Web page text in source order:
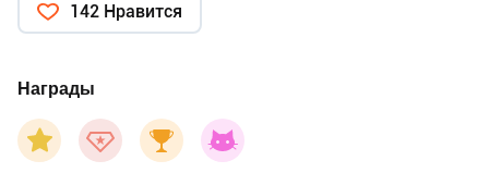
142 Нравится
Награды